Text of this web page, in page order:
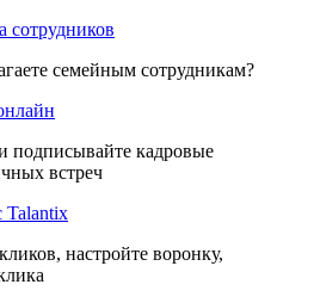
сотрудников
семейным сотрудникам?
подписывайте кадровые
встреч
Talantix
настройте воронку,